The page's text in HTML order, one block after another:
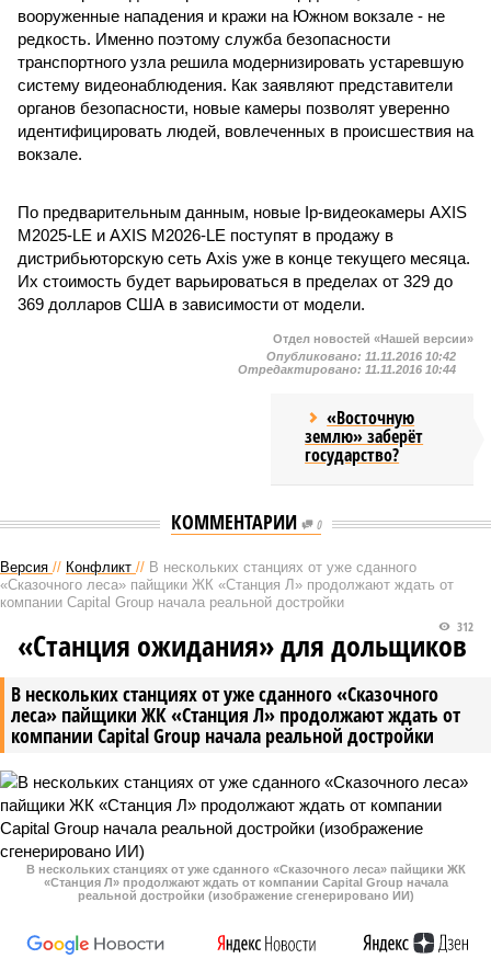
вооруженные нападения и кражи на Южном вокзале - не
редкость. Именно поэтому служба безопасности
транспортного узла решила модернизировать устаревшую
систему видеонаблюдения. Как заявляют представители
органов безопасности, новые камеры позволят уверенно
идентифицировать людей, вовлеченных в происшествия на
вокзале.
По предварительным данным, новые Ip-видеокамеры AXIS
M2025-LE и AXIS M2026-LE поступят в продажу в
дистрибьюторскую сеть Axis уже в конце текущего месяца.
Их стоимость будет варьироваться в пределах от 329 до
369 долларов США в зависимости от модели.
Отдел новостей «Нашей версии»
Опубликовано: 11.11.2016 10:42
Отредактировано: 11.11.2016 10:44
«Восточную
землю» заберёт
государство?
КОММЕНТАРИИ 0
Версия // Конфликт // В нескольких станциях от уже сданного
«Сказочного леса» пайщики ЖК «Станция Л» продолжают ждать от
компании Capital Group начала реальной достройки
В нескольких станциях от уже сданного «Сказочного
леса» пайщики ЖК «Станция Л» продолжают ждать от
компании Capital Group начала реальной достройки
312
«Станция ожидания» для дольщиков
В нескольких станциях от уже сданного «Сказочного леса» пайщики ЖК
«Станция Л» продолжают ждать от компании Capital Group начала
реальной достройки (изображение сгенерировано ИИ)